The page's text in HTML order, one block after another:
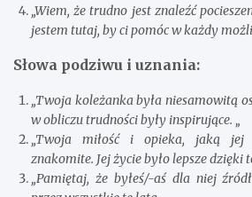
„Wiem, że trudno jest znaleźć
jestem tutaj, by ci pomóc w każdy
Słowa podziwu i uznania:
„Twoja koleżanka była niesamowitą
w obliczu trudności były inspirujące. „
„Twoja miłość i opieka, jaką jej
znakomite. Jej życie było lepsze dzięki
„Pamiętaj, że byłeś/-aś dla niej